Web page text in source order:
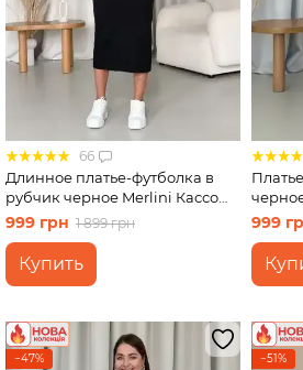
66
Длинное платье-футболка в
рубчик черное Merlini Кассо
700000121 размер 46-48 (L-XL)
999 грн 1 899 грн
Купить
999
−47% −51%